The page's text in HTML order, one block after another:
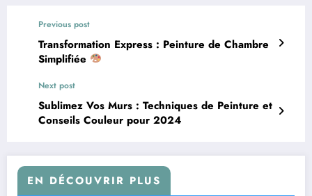
Previous post
Transformation Express : Peinture de Chambre
Simplifiée
Next post
Sublimez Vos Murs : Techniques de Peinture et
Conseils Couleur pour 2024
EN DÉCOUVRIR PLUS